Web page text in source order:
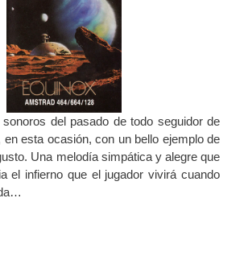
del pasado de todo seguidor de
en esta ocasión, con un bello ejemplo de
Una melodía simpática y alegre que
el infierno que el jugador vivirá cuando